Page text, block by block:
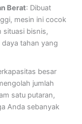
Berat: Dibuat
mesin ini cocok
situasi bisnis,
tahan yang
besar
jumlah
satu putaran,
Anda sebanyak